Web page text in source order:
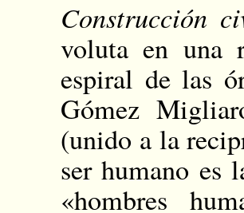
Construcción
voluta en una
espiral de las
Gómez
(unido a la
ser humano es
«hombres